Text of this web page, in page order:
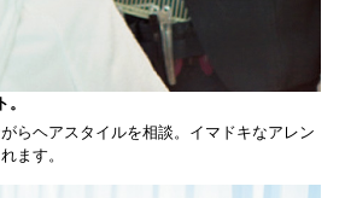
らヘアスタイルを相談。イマドキなアレン
ます。